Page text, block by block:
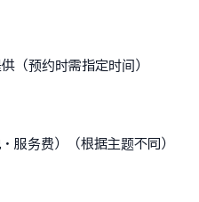
（预约时需指定时间）
务费）（根据主题不同）